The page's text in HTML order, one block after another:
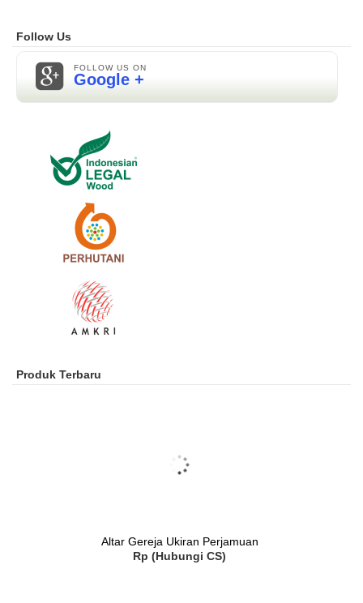
Follow Us
FOLLOW US ON
Google +
Produk Terbaru
Altar Gereja Ukiran Perjamuan
Rp (Hubungi CS)